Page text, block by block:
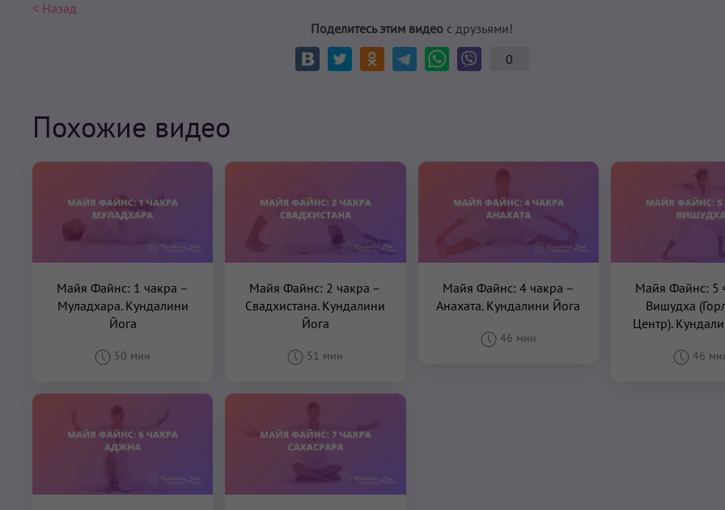
< Назад
Поделитесь этим видео с друзьями!
0
Похожие видео
Майя Файнс: 1 чакра –
Муладхара. Кундалини
Йога
50 мин
Майя Файнс: 2 чакра –
Свадхистана. Кундалини
Йога
51 мин
Майя Файнс: 4 чакра –
Анахата. Кундалини Йога
46 мин
Майя Файнс: 5
Вишудха
Центр).
46